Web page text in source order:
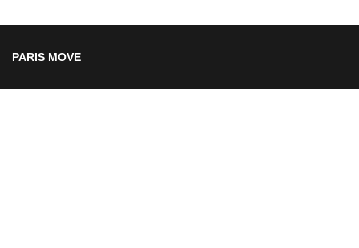
PARIS MOVE